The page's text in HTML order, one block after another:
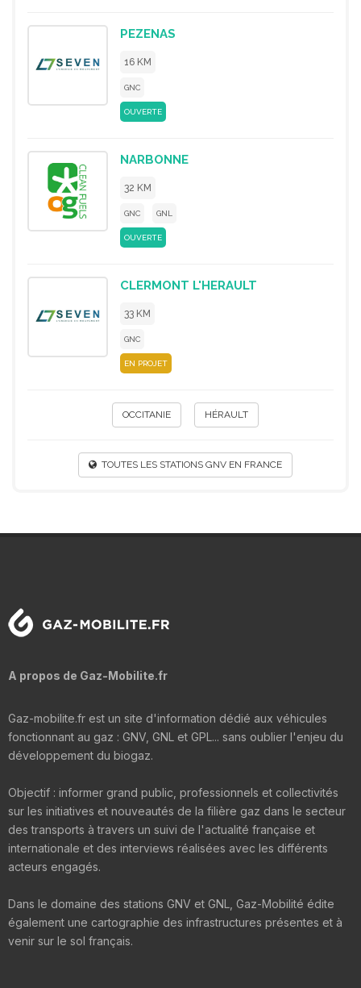
PEZENAS
16 KM
GNC
OUVERTE
NARBONNE
32 KM
GNC GNL
OUVERTE
CLERMONT L'HERAULT
33 KM
GNC
EN PROJET
OCCITANIE HÉRAULT
TOUTES LES STATIONS GNV EN FRANCE
A propos de Gaz-Mobilite.fr
Gaz-mobilite.fr est un site d'information dédié aux véhicules
fonctionnant au gaz : GNV, GNL et GPL... sans oublier l'enjeu du
développement du biogaz.
Objectif : informer grand public, professionnels et collectivités
sur les initiatives et nouveautés de la filière gaz dans le secteur
des transports à travers un suivi de l'actualité française et
internationale et des interviews réalisées avec les différents
acteurs engagés.
Dans le domaine des stations GNV et GNL, Gaz-Mobilité édite
également une cartographie des infrastructures présentes et à
venir sur le sol français.